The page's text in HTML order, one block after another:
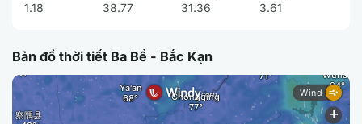
1.18 38.77 31.36 3.61
Bản đồ thời tiết Ba Bể - Bắc Kạn